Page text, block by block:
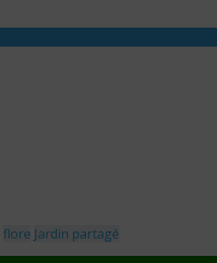
flore Jardin partagé